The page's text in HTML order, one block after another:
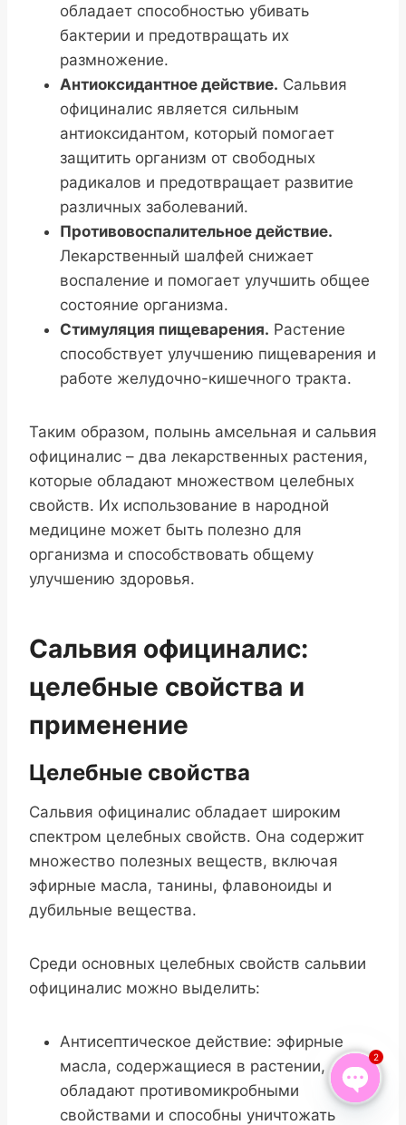
обладает способностью убивать
бактерии и предотвращать их
размножение.
Антиоксидантное действие. Сальвия
официналис является сильным
антиоксидантом, который помогает
защитить организм от свободных
радикалов и предотвращает развитие
различных заболеваний.
Противовоспалительное действие.
Лекарственный шалфей снижает
воспаление и помогает улучшить общее
состояние организма.
Стимуляция пищеварения. Растение
способствует улучшению пищеварения и
работе желудочно-кишечного тракта.
Таким образом, полынь амсельная и сальвия
официналис – два лекарственных растения,
которые обладают множеством целебных
свойств. Их использование в народной
медицине может быть полезно для
организма и способствовать общему
улучшению здоровья.
Сальвия официналис:
целебные свойства и
применение
Целебные свойства
Сальвия официналис обладает широким
спектром целебных свойств. Она содержит
множество полезных веществ, включая
эфирные масла, танины, флавоноиды и
дубильные вещества.
Среди основных целебных свойств сальвии
официналис можно выделить:
Антисептическое действие: эфирные
масла, содержащиеся в растении,
обладают противомикробными
свойствами и способны уничтожать
Open
2